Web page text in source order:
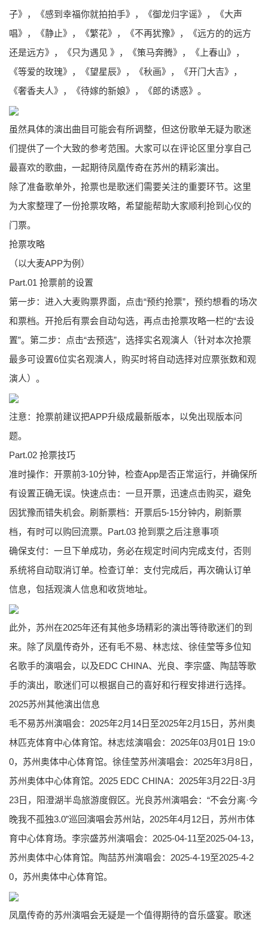
子》，《感到幸福你就拍拍手》，《御龙归字谣》，《大声
唱》，《静止》，《繁花》，《不再犹豫》，《远方的的远方
还是远方》，《只为遇见 》，《策马奔腾》，《上春山》，
《等爱的玫瑰》，《望星辰》，《秋画》，《开门大吉》，
《奢香夫人》，《待嫁的新娘》，《郎的诱惑》。
虽然具体的演出曲目可能会有所调整，但这份歌单无疑为歌迷
们提供了一个大致的参考范围。大家可以在评论区里分享自己
最喜欢的歌曲，一起期待凤凰传奇在苏州的精彩演出。
除了准备歌单外，抢票也是歌迷们需要关注的重要环节。这里
为大家整理了一份抢票攻略，希望能帮助大家顺利抢到心仪的
门票。
抢票攻略
（以大麦APP为例）
Part.01 抢票前的设置
第一步：进入大麦购票界面，点击“预约抢票”，预约想看的场次
和票档。开抢后有票会自动勾选，再点击抢票攻略一栏的“去设
置”。第二步：点击“去预选”，选择实名观演人（针对本次抢票
最多可设置6位实名观演人，购买时将自动选择对应票张数和观
演人）。
注意：抢票前建议把APP升级成最新版本，以免出现版本问
题。
Part.02 抢票技巧
准时操作：开票前3-10分钟，检查App是否正常运行，并确保所
有设置正确无误。快速点击：一旦开票，迅速点击购买，避免
因犹豫而错失机会。刷新票档：开票后5-15分钟内，刷新票
档，有时可以购回流票。Part.03 抢到票之后注意事项
确保支付：一旦下单成功，务必在规定时间内完成支付，否则
系统将自动取消订单。检查订单：支付完成后，再次确认订单
信息，包括观演人信息和收货地址。
此外，苏州在2025年还有其他多场精彩的演出等待歌迷们的到
来。除了凤凰传奇外，还有毛不易、林志炫、徐佳莹等多位知
名歌手的演唱会，以及EDC CHINA、光良、李宗盛、陶喆等歌
手的演出，歌迷们可以根据自己的喜好和行程安排进行选择。
2025苏州其他演出信息
毛不易苏州演唱会：2025年2月14日至2025年2月15日，苏州奥
林匹克体育中心体育馆。林志炫演唱会：2025年03月01日 19:0
0，苏州奥体中心体育馆。徐佳莹苏州演唱会：2025年3月8日，
苏州奥体中心体育馆。2025 EDC CHINA：2025年3月22日-3月
23日，阳澄湖半岛旅游度假区。光良苏州演唱会：“不会分离·今
晚我不孤独3.0”巡回演唱会苏州站，2025年4月12日，苏州市体
育中心体育场。李宗盛苏州演唱会：2025-04-11至2025-04-13，
苏州奥体中心体育馆。陶喆苏州演唱会：2025-4-19至2025-4-2
0，苏州奥体中心体育馆。
凤凰传奇的苏州演唱会无疑是一个值得期待的音乐盛宴。歌迷